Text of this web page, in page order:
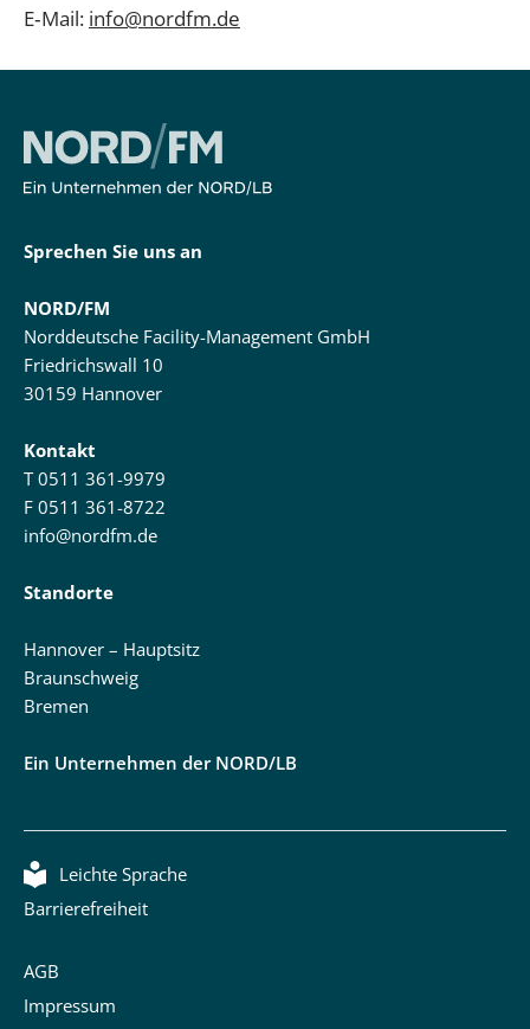
E‑Mail: info@nordfm.de
Sprechen Sie uns an
NORD/FM
Norddeutsche Facility-Management GmbH
Friedrichswall 10
30159 Hannover
Kontakt
T0511 361-9979
F 0511 361-8722
info@nordfm.de
Standorte
Hannover – Hauptsitz
Braunschweig
Bremen
Ein Unternehmen der NORD/LB
Leichte Sprache
Barrierefreiheit
AGB
Impressum